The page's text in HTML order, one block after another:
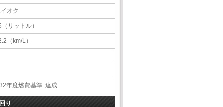
オク
（リットル）
（km/L）
年度燃費基準 達成
り